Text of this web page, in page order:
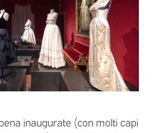
inaugurate (con molti capi